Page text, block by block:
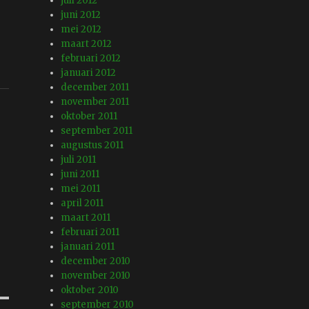
juni 2012
mei 2012
maart 2012
februari 2012
januari 2012
december 2011
november 2011
oktober 2011
september 2011
augustus 2011
juli 2011
juni 2011
mei 2011
april 2011
maart 2011
februari 2011
januari 2011
december 2010
november 2010
oktober 2010
september 2010